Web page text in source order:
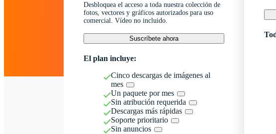
Desbloquea el acceso a toda nuestra colección de
fotos, vectores y gráficos autorizados para uso
comercial. Vídeo no incluido.
Suscríbete ahora
El plan incluye:
Cinco descargas de imágenes al
mes
Un paquete por mes
Sin atribución requerida
Descargas más rápidas
Soporte prioritario
Sin anuncios